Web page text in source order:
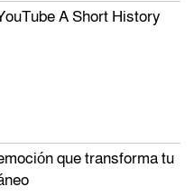
A Short History
que transforma tu